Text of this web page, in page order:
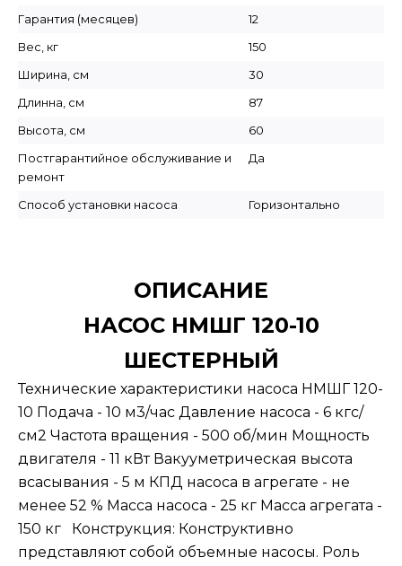
Гарантия (месяцев)
12
Вес, кг
150
Ширина, см
30
Длинна, см
87
Высота, см
60
Постгарантийное обслуживание и
ремонт
Да
Способ установки насоса Горизонтально
ОПИСАНИЕ
НАСОС НМШГ 120-10
ШЕСТЕРНЫЙ
Технические характеристики насоса НМШГ 120-
10 Подача - 10 м3/час Давление насоса - 6 кгс/
см2 Частота вращения - 500 об/мин Мощность
двигателя - 11 кВт Вакууметрическая высота
всасывания - 5 м КПД насоса в агрегате - не
менее 52 % Масса насоса - 25 кг Масса агрегата -
150 кг Конструкция: Конструктивно
представляют собой объемные насосы. Роль